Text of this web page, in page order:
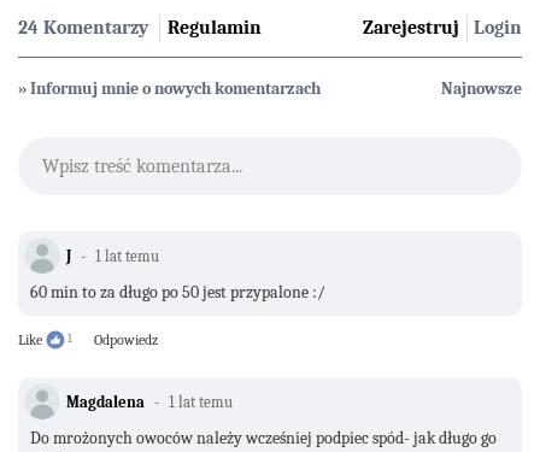
24 Komentarzy Regulamin Login
Zarejestruj
» Informuj mnie o nowych komentarzach Najnowsze
Wpisz treść komentarza...
J 1 lat temu
60 min to za długo po 50 jest przypalone :/
Like 1 Odpowiedz
Magdalena 1 lat temu
Do mrożonych owoców należy wcześniej podpiec spód- jak długo go